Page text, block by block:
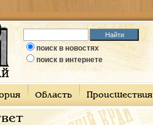
поиск в новостях
поиск в интернете
Область Происшествия